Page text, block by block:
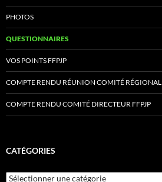
PHOTOS
QUESTIONNAIRES
VOS POINTS FFPJP
COMPTE RENDU RÉUNION COMITÉ RÉGIONAL
COMPTE RENDU COMITÉ DIRECTEUR FFPJP
CATÉGORIES
Catégories